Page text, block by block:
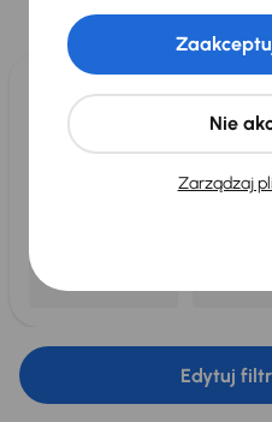
Wybieramy dla Ciebie
dla Ciebiedo 400
Edytuj filtr
Zarządzaj
Nie